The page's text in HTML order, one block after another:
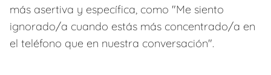
más asertiva y específica, como "Me siento
ignorado/a cuando estás más concentrado/a en
el teléfono que en nuestra conversación".